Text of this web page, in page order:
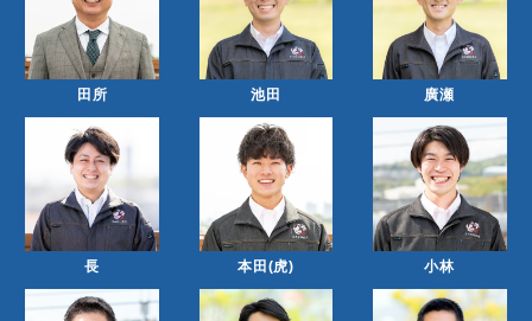
田所 池田 廣瀬
長 本田(虎) 小林